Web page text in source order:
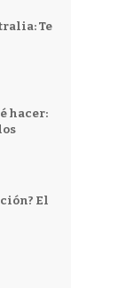
Te
hacer:
El